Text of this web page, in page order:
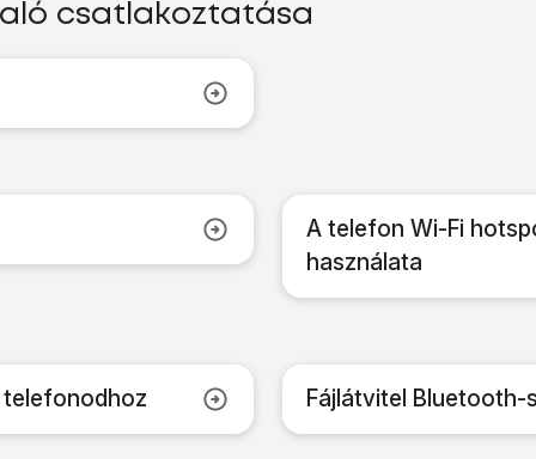
csatlakoztatása
A telefon Wi-Fi
használata
Fájlátvitel Bluetooth-